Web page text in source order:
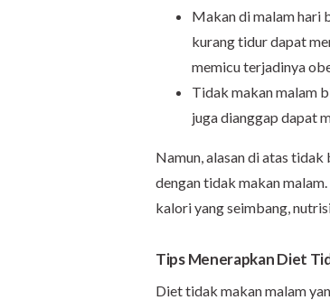
Makan di malam hari
kurang tidur dapat
memicu terjadinya
Tidak makan malam
juga dianggap dapat
Namun, alasan di atas
dengan tidak makan
kalori yang seimbang,
Tips Menerapkan Diet
Diet tidak makan malam